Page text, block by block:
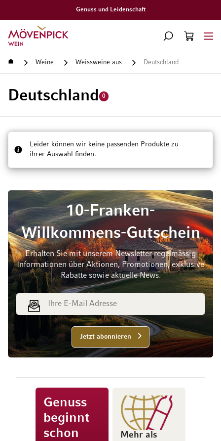
Genuss und Leidenschaft
Zur Startseite
SUCHE
WARENKORB
Startseite Weine Weissweine aus Deutschland
Deutschland 0
Leider können wir keine passenden Produkte zu
ihrer Auswahl finden.
10-Franken-
Willkommens-Gutschein
Erhalten Sie mit unserem Newsletter regelmässig
Informationen über Aktionen, Promotionen, exklusive
Rabatte sowie aktuelle News.
E-Mail Adresse
Jetzt abonnieren
Genuss
beginnt
schon
Mehr als